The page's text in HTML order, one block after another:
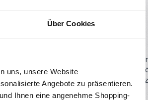
Über Cookies
uns, unsere Website
Angebote zu präsentieren.
Ihnen eine angenehme Shopping-
1.75 mm Filament
Zuführrohr). Es besteht aus
als Kunststoff-Extruder verarbeiten
End zu kühlen, da das Filament sich sonst